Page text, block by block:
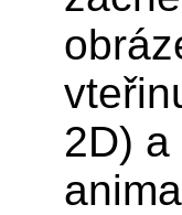
2D)